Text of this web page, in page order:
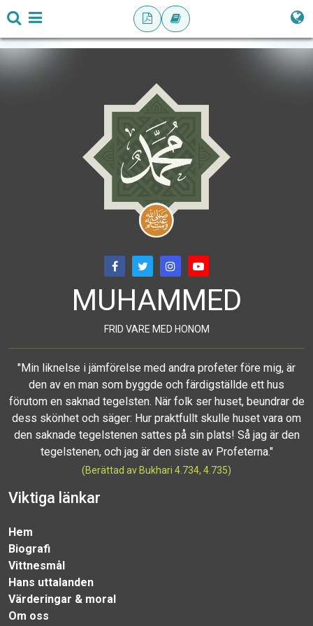
MUHAMMED
FRID VARE MED HONOM
"Min liknelse i jämförelse med andra profeter före mig, är
den av en man som byggde och färdigställde ett hus
förutom en saknad tegelsten. När folk ser huset, beundrar de
dess skönhet och säger: Hur praktfullt skulle huset vara om
den saknade tegelstenen sattes på sin plats! Så jag är den
tegelstenen, och jag är den siste av Profeterna."
(Berättad av Bukhari 4.734, 4.735)
Viktiga länkar
Hem
Biografi
Vittnesmål
Hans uttalanden
Värderingar & moral
Om oss